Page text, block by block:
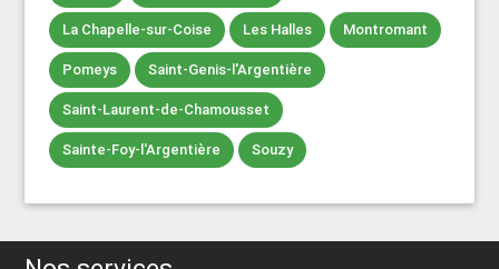
La Chapelle-sur-Coise Les Halles Montromant
Pomeys Saint-Genis-l'Argentière
Saint-Laurent-de-Chamousset
Sainte-Foy-l'Argentière Souzy